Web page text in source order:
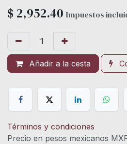
$ 2,952.40 Impuestos
Añadir a la cesta
Términos y condiciones
Precio en pesos mexicanos